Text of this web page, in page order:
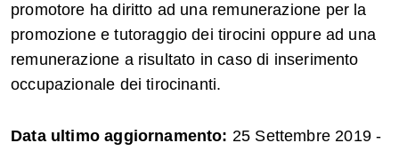
promotore ha diritto ad una remunerazione per la
promozione e tutoraggio dei tirocini oppure ad una
remunerazione a risultato in caso di inserimento
occupazionale dei tirocinanti.
Data ultimo aggiornamento: 25 Settembre 2019 -